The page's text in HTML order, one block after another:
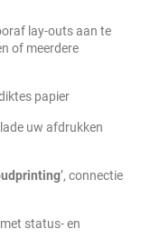
lay-outs aan te
of meerdere
papier
uw afdrukken
’, connectie
status- en